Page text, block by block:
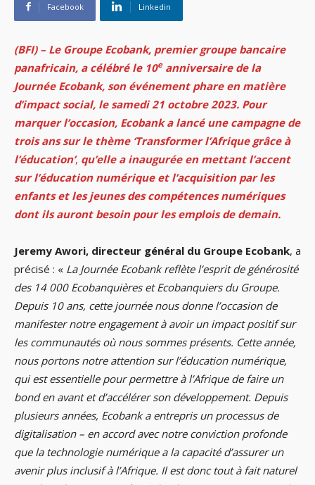
Facebook Linkedin
(BFI) – Le Groupe Ecobank, premier groupe bancaire
panafricain, a célébré le 10eanniversaire de la
Journée Ecobank, son événement phare en matière
d’impact social, le samedi 21 octobre 2023. Pour
marquer l’occasion, Ecobank a lancé une campagne de
trois ans sur le thème ‘Transformer l’Afrique grâce à
l’éducation’, qu’elle a inaugurée en mettant l’accent
sur l’éducation numérique et l’acquisition par les
enfants et les jeunes des compétences numériques
dont ils auront besoin pour les emplois de demain.
Jeremy Awori, directeur général du Groupe Ecobank, a
précisé : « La Journée Ecobank reflète l’esprit de générosité
des 14 000 Ecobanquières et Ecobanquiers du Groupe.
Depuis 10 ans, cette journée nous donne l’occasion de
manifester notre engagement à avoir un impact positif sur
les communautés où nous sommes présents. Cette année,
nous portons notre attention sur l’éducation numérique,
qui est essentielle pour permettre à l’Afrique de faire un
bond en avant et d’accélérer son développement. Depuis
plusieurs années, Ecobank a entrepris un processus de
digitalisation – en accord avec notre conviction profonde
que la technologie numérique a la capacité d’assurer un
avenir plus inclusif à l’Afrique. Il est donc tout à fait naturel